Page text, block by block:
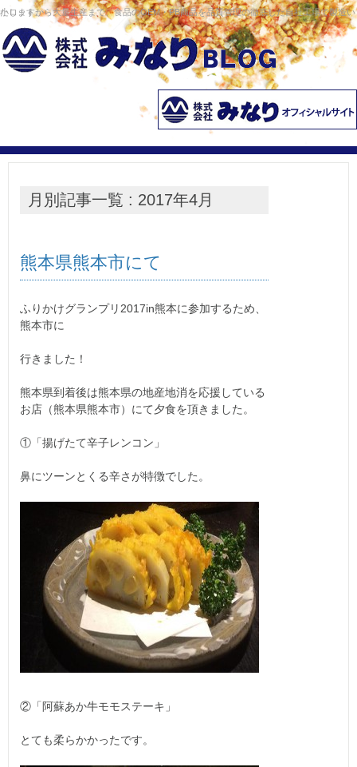
コンテンツへ移動
小ロットから大量生産まで、食品のOEM・PB商品を品質管理の徹底した自社工場で製造いたします。
月別記事一覧 : 2017年4月
熊本県熊本市にて
ふりかけグランプリ2017in熊本に参加するため、
熊本市に
行きました！
熊本県到着後は熊本県の地産地消を応援している
お店（熊本県熊本市）にて夕食を頂きました。
①「揚げたて辛子レンコン」
鼻にツーンとくる辛さが特徴でした。
②「阿蘇あか牛モモステーキ」
とても柔らかかったです。